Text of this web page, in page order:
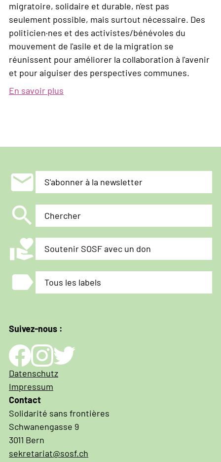
migratoire, solidaire et durable, n'est pas
seulement possible, mais surtout nécessaire. Des
politicien·nes et des activistes/bénévoles du
mouvement de l'asile et de la migration se
réunissent pour améliorer la collaboration à l'avenir
et pour aiguiser des perspectives communes.
En savoir plus
:
surmonter
racisme
la
précarité
à
et
porteuse
mail S'abonner à la newsletter
search Chercher
volunteer_activism Soutenir SOSF avec un don
label Tous les labels
Suivez-nous :
Impressum
und
Datenschutz
Datenschutz
Impressum
Contact
Solidarité sans frontières
Schwanengasse 9
3011 Bern
sekretariat@sosf.ch